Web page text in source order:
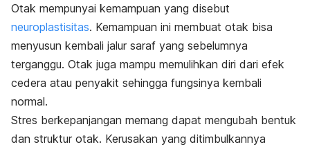
Otak mempunyai kemampuan yang disebut
neuroplastisitas. Kemampuan ini membuat otak bisa
menyusun kembali jalur saraf yang sebelumnya
terganggu. Otak juga mampu memulihkan diri dari efek
cedera atau penyakit sehingga fungsinya kembali
normal.
Stres berkepanjangan memang dapat mengubah bentuk
dan struktur otak. Kerusakan yang ditimbulkannya